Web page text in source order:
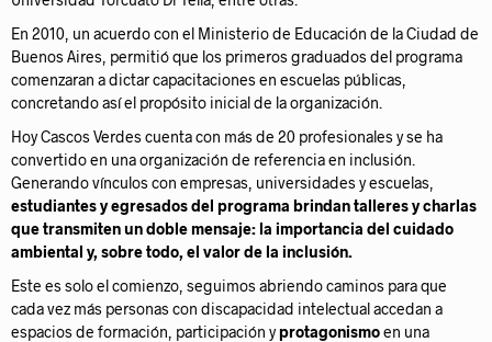
En 2010, un acuerdo con el Ministerio de Educación de la Ciudad de
Buenos Aires, permitió que los primeros graduados del programa
comenzaran a dictar capacitaciones en escuelas públicas,
concretando así el propósito inicial de la organización.
Hoy Cascos Verdes cuenta con más de 20 profesionales y se ha
convertido en una organización de referencia en inclusión.
Generando vínculos con empresas, universidades y escuelas,
estudiantes y egresados del programa brindan talleres y charlas
que transmiten un doble mensaje: la importancia del cuidado
ambiental y, sobre todo, el valor de la inclusión.
Este es solo el comienzo, seguimos abriendo caminos para que
cada vez más personas con discapacidad intelectual accedan a
espacios de formación, participación yprotagonismoen una